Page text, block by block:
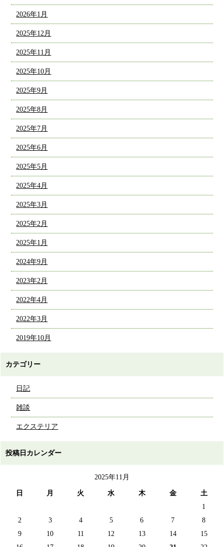
2026年1月
2025年12月
2025年11月
2025年10月
2025年9月
2025年8月
2025年7月
2025年6月
2025年5月
2025年4月
2025年3月
2025年2月
2025年1月
2024年9月
2023年2月
2022年4月
2022年3月
2019年10月
カテゴリー
日記
雑談
エクステリア
投稿日カレンダー
2025年11月
日 月 火 水 木 金
土
1
2
3 4 5 6 7
8
9
10 11 12 13 14
15